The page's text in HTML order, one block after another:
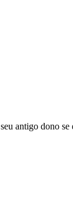
antigo dono se